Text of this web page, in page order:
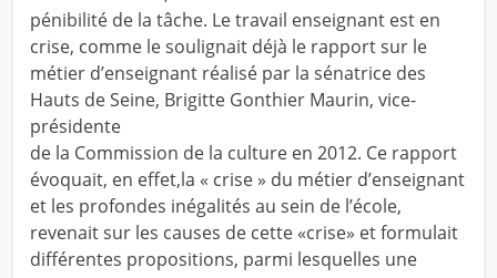
pénibilité de la tâche. Le travail enseignant est en
crise, comme le soulignait déjà le rapport sur le
métier d’enseignant réalisé par la sénatrice des
Hauts de Seine, Brigitte Gonthier Maurin, vice-
présidente
de la Commission de la culture en 2012. Ce rapport
évoquait, en effet,la « crise » du métier d’enseignant
et les profondes inégalités au sein de l’école,
revenait sur les causes de cette «crise» et formulait
différentes propositions, parmi lesquelles une